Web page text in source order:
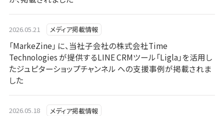
2026.05.21 メディア掲載情報
「MarkeZine」 に、当社子会社の株式会社Time
Technologies が提供するLINE CRMツール「Ligla」を活用し
たジュピターショップチャンネル への支援事例が掲載されま
した
2026.05.18 メディア掲載情報